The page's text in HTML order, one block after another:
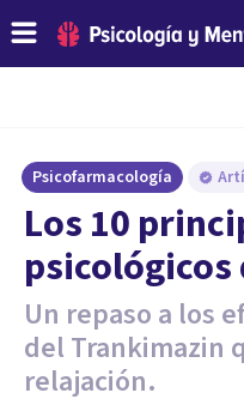
Psicofarmacología
Los 10
Un repaso a los
del Trankimazin
relajación.